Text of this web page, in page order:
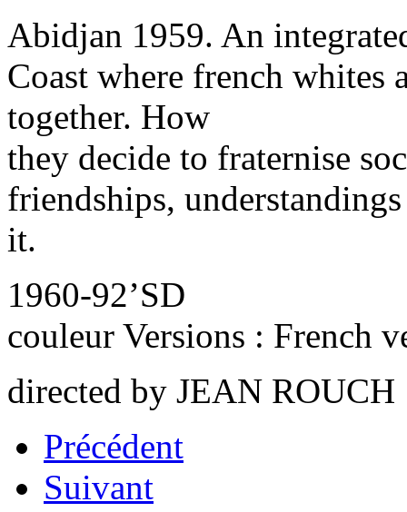
Abidjan 1959. An
Coast where french whites
together. How
they decide to fraternise
friendships,
it.
1960-92’SD
couleur Versions : French
directed by JEAN ROUCH
Précédent
Suivant